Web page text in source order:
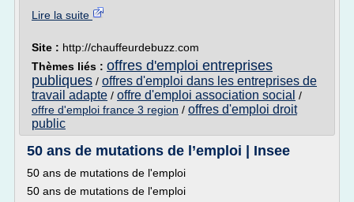
Lire la suite
Site : http://chauffeurdebuzz.com
Thèmes liés : offres d'emploi entreprises
publiques / offres d'emploi dans les entreprises de
travail adapte / offre d'emploi association social /
offre d'emploi france 3 region / offres d'emploi droit
public
50 ans de mutations de l’emploi | Insee
50 ans de mutations de l'emploi
50 ans de mutations de l'emploi